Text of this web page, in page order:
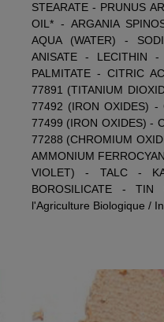
STEARATE - PRUNUS
OIL* - ARGANIA
AQUA (WATER) -
ANISATE - LECITHIN -
PALMITATE - CITRIC
77891 (TITANIUM
77492 (IRON OXIDES)
77499 (IRON OXIDES) -
77288 (CHROMIUM
AMMONIUM
VIOLET) - TALC -
BOROSILICATE -
l'Agriculture Biologique /